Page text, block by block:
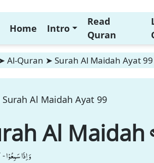
Home Intro
Read
Quran
Al-Quran ➤ Surah Al Maidah Ayat 99
Surah Al Maidah Ayat 99
Al Maidah
-وَ اِذَا سَمِعُوْا